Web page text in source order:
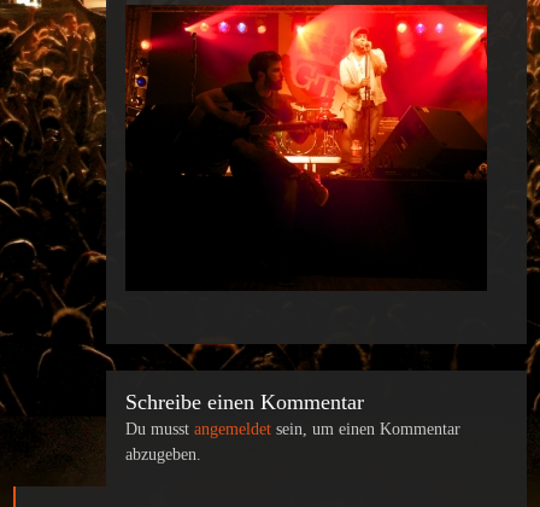
Schreibe einen Kommentar
Du musst angemeldet sein, um einen Kommentar
abzugeben.